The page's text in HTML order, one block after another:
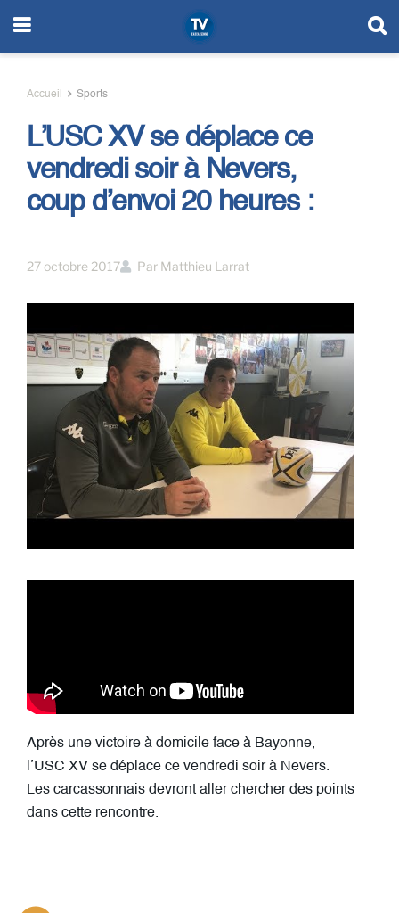
Accueil Sports
L’USC XV se déplace ce
vendredi soir à Nevers,
coup d’envoi 20 heures :
27 octobre 2017 Par Matthieu Larrat
Après une victoire à domicile face à Bayonne,
l’USC XV se déplace ce vendredi soir à Nevers.
Les carcassonnais devront aller chercher des points
dans cette rencontre.